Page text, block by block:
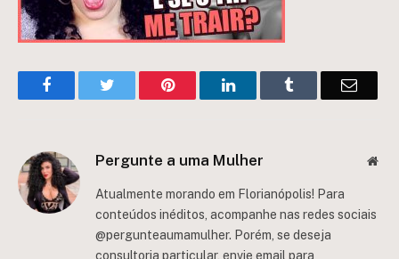
FacebookTwitter Pinterest LinkedInTumblr Email
Pergunte a uma Mulher
Atualmente morando em Florianópolis! Para
conteúdos inéditos, acompanhe nas redes sociais
@pergunteaumamulher. Porém, se deseja
consultoria particular, envie email para